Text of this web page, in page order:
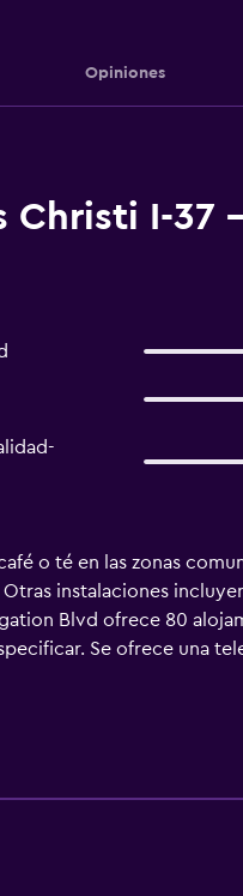
Opiniones
Christi I-37
o té en las zonas
instalaciones
Blvd ofrece 80
Se ofrece una
Corpus Christi ofrece
se ofrecen llamadas